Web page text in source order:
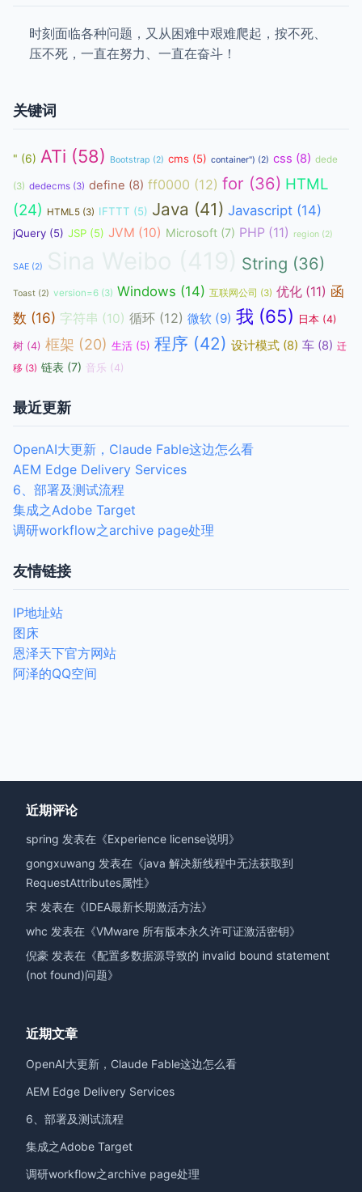
时刻面临各种问题，又从困难中艰难爬起，按不死、
压不死，一直在努力、一直在奋斗！
关键词
" (6) ATi (58) Bootstrap (2) cms (5) container") (2) css (8) dede
(3) dedecms (3) define (8) ff0000 (12) for (36) HTML
(24) HTML5 (3) IFTTT (5) Java (41) Javascript (14)
jQuery (5) JSP (5) JVM (10) Microsoft (7) PHP (11) region (2)
SAE (2) String (36)
Toast (2) version=6 (3) Windows (14) 互联网公司 (3) 优化 (11) 函
数 (16) 字符串 (10) 循环 (12) 微软 (9) 我 (65) 日本 (4)
树 (4) 框架 (20) 生活 (5) 程序 (42) 设计模式 (8) 车 (8) 迁
移 (3) 链表 (7) 音乐 (4)
最近更新
OpenAI大更新，Claude Fable这边怎么看
AEM Edge Delivery Services
6、部署及测试流程
集成之Adobe Target
调研workflow之archive page处理
友情链接
IP地址站
图床
恩泽天下官方网站
阿泽的QQ空间
近期评论
spring 发表在《Experience license说明》
gongxuwang 发表在《java 解决新线程中无法获取到
RequestAttributes属性》
宋 发表在《IDEA最新长期激活方法》
whc 发表在《VMware 所有版本永久许可证激活密钥》
倪豪 发表在《配置多数据源导致的 invalid bound statement
(not found)问题》
近期文章
OpenAI大更新，Claude Fable这边怎么看
AEM Edge Delivery Services
6、部署及测试流程
集成之Adobe Target
调研workflow之archive page处理